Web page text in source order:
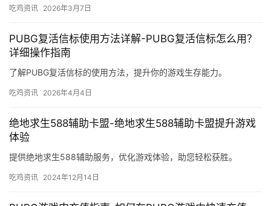
吃鸡资讯 2026年3月7日
PUBG复活信标使用方法详解-PUBG复活信标怎么用？
详细操作指南
了解PUBG复活信标的使用方法，提升你的游戏生存能力。
吃鸡资讯 2026年4月4日
绝地求生588辅助卡盟-绝地求生588辅助卡盟提升游戏
体验
提供绝地求生588辅助服务，优化游戏体验，助您轻松获胜。
吃鸡资讯 2024年12月14日